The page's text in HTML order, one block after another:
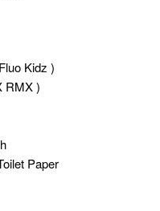
Kidz )
RMX )
Paper